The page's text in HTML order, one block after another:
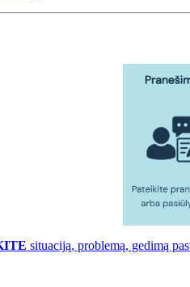
situaciją, problemą, gedimą